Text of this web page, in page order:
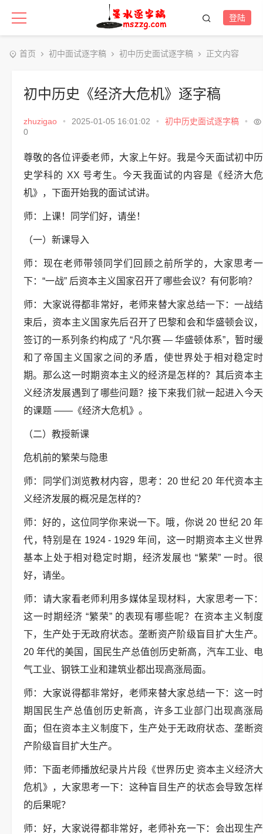
登陆
首页 初中面试逐字稿 初中历史面试逐字稿 正文内容
初中历史《经济大危机》逐字稿
zhuzigao • 2025-01-05 16:01:02 • 初中历史面试逐字稿
•
0
尊敬的各位评委老师，大家上午好。我是今天面试初中历
史学科的 XX 号考生。今天我面试的内容是《经济大危
机》，下面开始我的面试试讲。
师：上课！同学们好，请坐！
（一）新课导入
师：现在老师带领同学们回顾之前所学的，大家思考一
下：“一战” 后资本主义国家召开了哪些会议？有何影响？
师：大家说得都非常好，老师来替大家总结一下：一战结
束后，资本主义国家先后召开了巴黎和会和华盛顿会议，
签订的一系列条约构成了 “凡尔赛 — 华盛顿体系”，暂时缓
和了帝国主义国家之间的矛盾，使世界处于相对稳定时
期。那么这一时期资本主义的经济是怎样的？其后资本主
义经济发展遇到了哪些问题？接下来我们就一起进入今天
的课题 ——《经济大危机》。
（二）教授新课
危机前的繁荣与隐患
师：同学们浏览教材内容，思考：20 世纪 20 年代资本主
义经济发展的概况是怎样的？
师：好的，这位同学你来说一下。哦，你说 20 世纪 20 年
代，特别是在 1924 - 1929 年间，这一时期资本主义世界
基本上处于相对稳定时期，经济发展也 “繁荣” 一时。很
好，请坐。
师：请大家看老师利用多媒体呈现材料，大家思考一下：
这一时期经济 “繁荣” 的表现有哪些呢？在资本主义制度
下，生产处于无政府状态。垄断资产阶级盲目扩大生产。
20 年代的美国，国民生产总值创历史新高，汽车工业、电
气工业、钢铁工业和建筑业都出现高涨局面。
师：大家说得都非常好，老师来替大家总结一下：这一时
期国民生产总值创历史新高，许多工业部门出现高涨局
面；但在资本主义制度下，生产处于无政府状态、垄断资
产阶级盲目扩大生产。
师：下面老师播放纪录片片段《世界历史 资本主义经济大
危机》，大家思考一下：这种盲目生产的状态会导致怎样
的后果呢？
师：好，大家说得都非常好，老师补充一下：会出现生产